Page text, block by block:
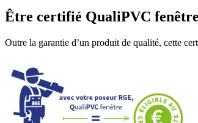
Être certifié QualiPVC
Outre la garantie d’un produit de qualité, cette